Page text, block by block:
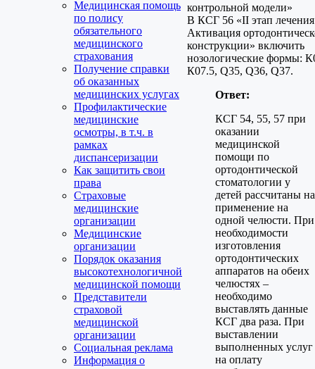
Медицинская помощь
по полису
обязательного
медицинского
страхования
Получение справки
об оказанных
медицинских услугах
Профилактические
медицинские
осмотры, в т.ч. в
рамках
диспансеризации
Как защитить свои
права
Страховые
медицинские
организации
Медицинские
организации
Порядок оказания
высокотехнологичной
медицинской помощи
Представители
страховой
медицинской
организации
Социальная реклама
Информация о
контрольной модели»
В КСГ 56 «II этап
Активация
конструкции» включить
нозологические формы:
К07.5, Q35, Q36, Q37.
Ответ:
КСГ 54, 55, 57 при
оказании
медицинской
помощи по
ортодонтической
стоматологии у
детей рассчитаны на
применение на
одной челюсти. При
необходимости
изготовления
ортодонтических
аппаратов на обеих
челюстях –
необходимо
выставлять данные
КСГ два раза. При
выставлении
выполненных услуг
на оплату